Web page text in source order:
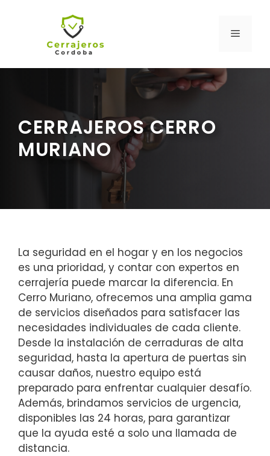
MENÚ
CERRAJEROS CERRO
MURIANO
La seguridad en el hogar y en los negocios
es una prioridad, y contar con expertos en
cerrajería puede marcar la diferencia. En
Cerro Muriano, ofrecemos una amplia gama
de servicios diseñados para satisfacer las
necesidades individuales de cada cliente.
Desde la instalación de cerraduras de alta
seguridad, hasta la apertura de puertas sin
causar daños, nuestro equipo está
preparado para enfrentar cualquier desafío.
Además, brindamos servicios de urgencia,
disponibles las 24 horas, para garantizar
que la ayuda esté a solo una llamada de
distancia.